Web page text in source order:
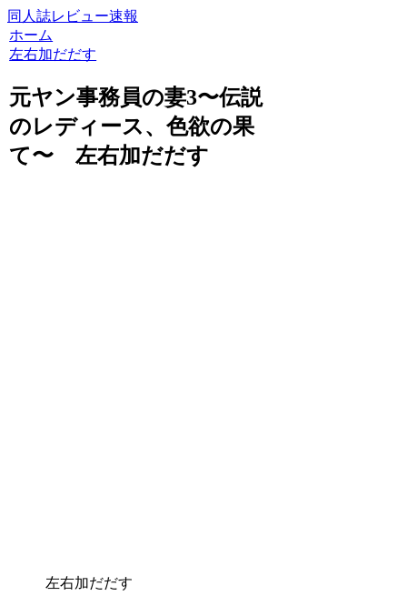
同人誌レビュー速報
ホーム
左右加だだす
元ヤン事務員の妻3〜伝説
のレディース、色欲の果
て〜 左右加だだす
左右加だだす